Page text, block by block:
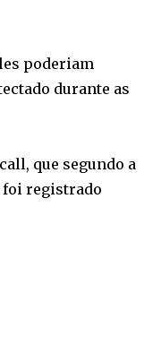
poderiam
durante as
que segundo a
foi registrado